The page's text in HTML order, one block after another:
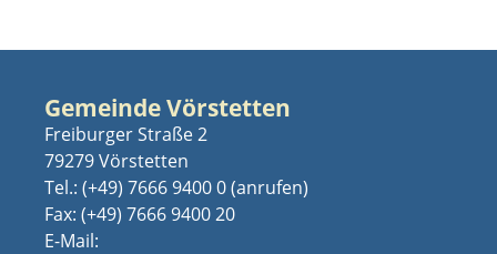
Gemeinde Vörstetten
Freiburger Straße 2
79279 Vörstetten
Tel.: (+49) 7666 9400 0
Fax: (+49) 7666 9400 20
E-Mail: